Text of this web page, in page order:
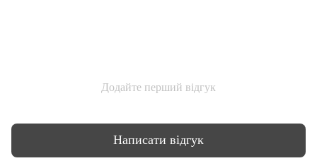
Додайте перший відгук
Написати відгук